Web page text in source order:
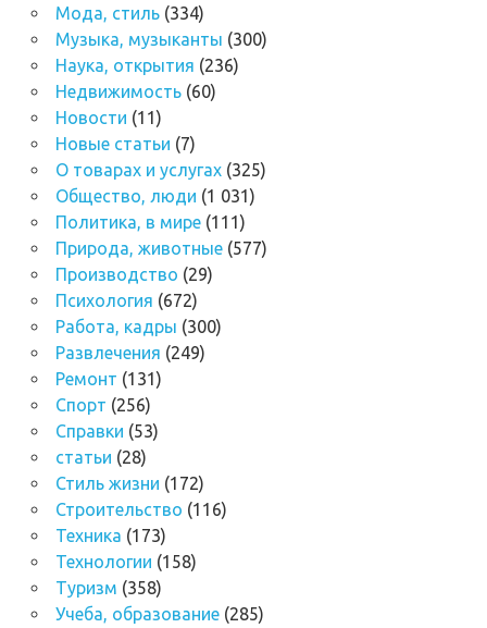
Мода, стиль(334)
Музыка, музыканты (300)
Наука, открытия (236)
Недвижимость(60)
Новости (11)
Новые статьи (7)
О товарах и услугах(325)
Общество, люди (1 031)
Политика, в мире(111)
Природа, животные(577)
Производство (29)
Психология (672)
Работа, кадры (300)
Развлечения (249)
Ремонт (131)
Спорт (256)
Справки (53)
статьи (28)
Стиль жизни (172)
Строительство (116)
Техника (173)
Технологии (158)
Туризм (358)
Учеба, образование(285)